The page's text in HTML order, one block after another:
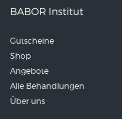
BABOR Institut
Gutscheine
Shop
Angebote
Alle Behandlungen
Über uns